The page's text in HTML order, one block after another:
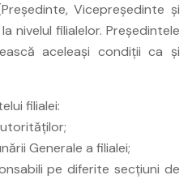
Vicepreşedinte şi
nivelul filialelor. Preşedintele
aceleaşi condiţii ca şi
filialei:
Generale a filialei;
pe diferite secţiuni de